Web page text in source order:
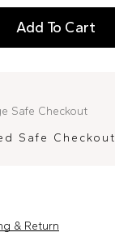
Add To Cart
Safe Checkout
& Return